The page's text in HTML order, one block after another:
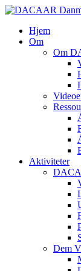
Skip
main
content
search
Menu
Hjem
Om
Om
Aktiviteter
Dem